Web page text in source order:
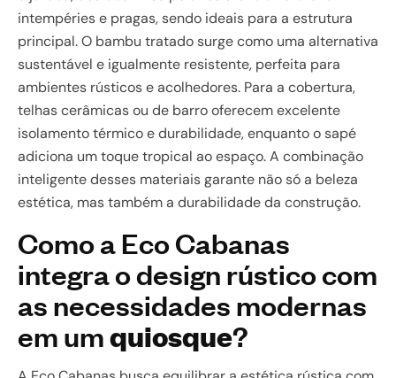
intempéries e pragas, sendo ideais para a estrutura
principal. O bambu tratado surge como uma alternativa
sustentável e igualmente resistente, perfeita para
ambientes rústicos e acolhedores. Para a cobertura,
telhas cerâmicas ou de barro oferecem excelente
isolamento térmico e durabilidade, enquanto o sapé
adiciona um toque tropical ao espaço. A combinação
inteligente desses materiais garante não só a beleza
estética, mas também a durabilidade da construção.
Como a Eco Cabanas
integra o design rústico com
as necessidades modernas
em umquiosque?